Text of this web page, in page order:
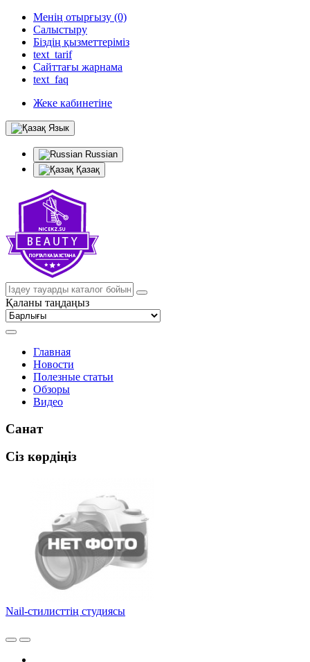
Менің отырғызу (0)
Салыстыру
Біздің қызметтеріміз
text_tarif
Сайттағы жарнама
text_faq
Жеке кабинетіне
Язык
Russian
Қазақ
Қаланы таңдаңыз
Главная
Новости
Полезные статьи
Обзоры
Видео
Санат
Сіз көрдіңіз
Nail-стилисттің студиясы